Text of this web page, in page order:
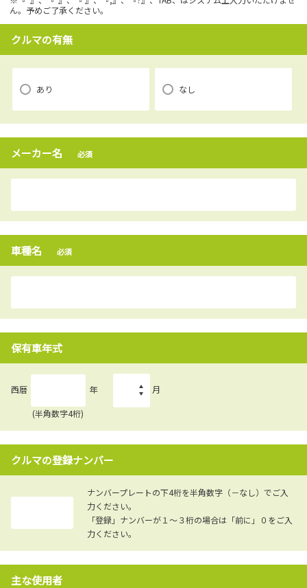
ん。予めご了承ください。
クルマの有無
あり なし
メーカー名 必須
車種名 必須
保有車年式
西暦 年
(半角数字4桁)
月
クルマの登録ナンバー
ナンバープレートの下4桁を半角数字（－なし）でご入
力ください。
「登録」ナンバーが１～３桁の場合は「前に」０をご入
力ください。
主な使用者